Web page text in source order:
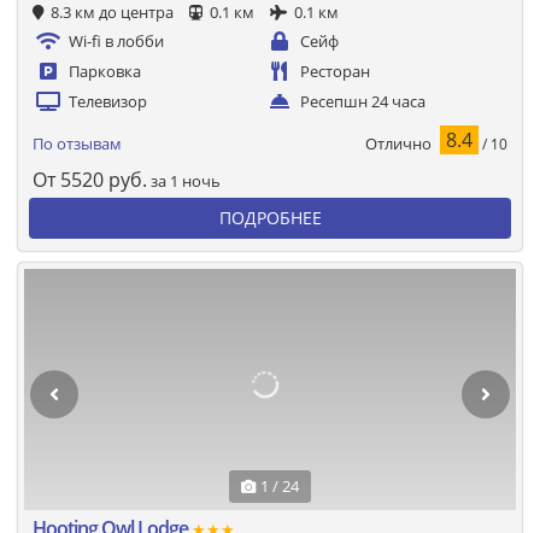
8.3 км до центра 0.1 км
0.1 км
Wi-fi в лобби
Сейф
Парковка
Ресторан
Телевизор
Ресепшн 24 часа
По отзывам Отлично 8.4 / 10
От 5520 руб. за 1 ночь
ПОДРОБНЕЕ
1 / 24
Hooting Owl Lodge